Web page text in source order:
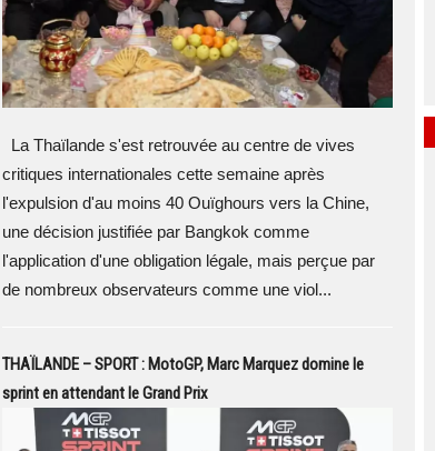
La Thaïlande s'est retrouvée au centre de vives
critiques internationales cette semaine après
l'expulsion d'au moins 40 Ouïghours vers la Chine,
une décision justifiée par Bangkok comme
l'application d'une obligation légale, mais perçue par
de nombreux observateurs comme une viol...
THAÏLANDE – SPORT : MotoGP, Marc Marquez domine le
sprint en attendant le Grand Prix